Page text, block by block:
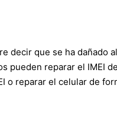
decir que se ha dañado
pueden reparar el IMEI
o reparar el celular de